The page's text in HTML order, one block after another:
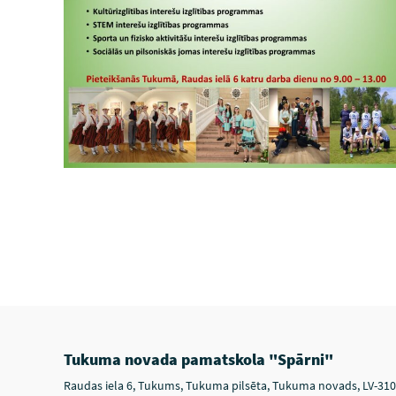
Tukuma novada pamatskola "Spārni"
Raudas iela 6, Tukums, Tukuma pilsēta, Tukuma novads, LV-